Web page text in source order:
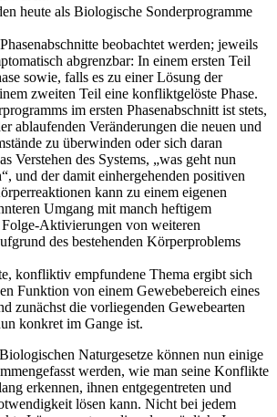
heute als Biologische Sonderprogramme
beobachtet werden; jeweils
abgrenzbar: In einem ersten Teil
sowie, falls es zu einer Lösung der
zweiten Teil eine konfliktgelöste Phase.
im ersten Phasenabschnitt ist stets,
ablaufenden Veränderungen die neuen und
zu überwinden oder sich daran
Verstehen des Systems, „was geht nun
und der damit einhergehenden positiven
kann zu einem eigenen
Umgang mit manch heftigem
Aktivierungen von weiteren
des bestehenden Körperproblems
konfliktiv empfundene Thema ergibt sich
Funktion von einem Gewebebereich eines
zunächst die vorliegenden Gewebearten
konkret im Gange ist.
Naturgesetze können nun einige
werden, wie man seine Konflikte
erkennen, ihnen entgegentreten und
lösen kann. Nicht bei jedem